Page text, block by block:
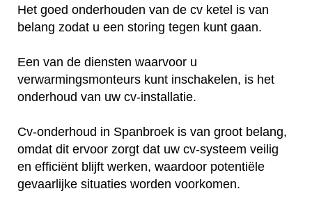
Het goed onderhouden van de cv ketel is van
belang zodat u een storing tegen kunt gaan.
Een van de diensten waarvoor u
verwarmingsmonteurs kunt inschakelen, is het
onderhoud van uw cv-installatie.
Cv-onderhoud in Spanbroek is van groot belang,
omdat dit ervoor zorgt dat uw cv-systeem veilig
en efficiënt blijft werken, waardoor potentiële
gevaarlijke situaties worden voorkomen.